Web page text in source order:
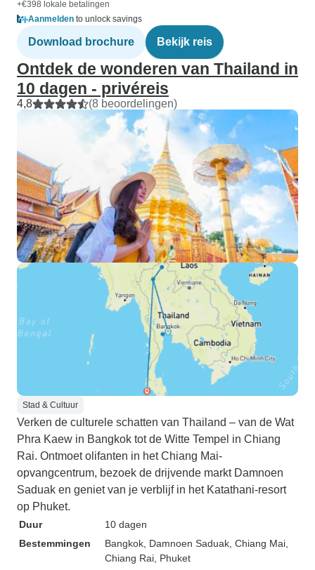
+€398 lokale betalingen
Aanmelden to unlock savings
Download brochure Bekijk reis
Ontdek de wonderen van Thailand in
10 dagen - privéreis
4,8 (8 beoordelingen)
Stad & Cultuur
Verken de culturele schatten van Thailand – van de Wat
Phra Kaew in Bangkok tot de Witte Tempel in Chiang
Rai. Ontmoet olifanten in het Chiang Mai-
opvangcentrum, bezoek de drijvende markt Damnoen
Saduak en geniet van je verblijf in het Katathani-resort
op Phuket.
Duur
10 dagen
Bestemmingen
Bangkok , Damnoen Saduak , Chiang Mai
Chiang Rai , Phuket